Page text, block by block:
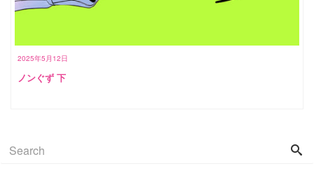
2025年5月12日
ノンぐず 下